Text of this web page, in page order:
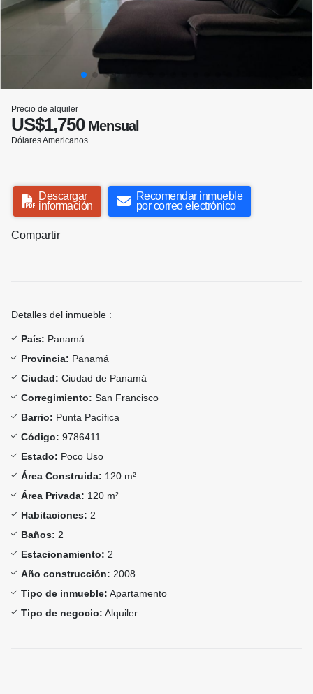
Precio de alquiler
US$1,750Mensual
Dólares Americanos
Descargar
información
Recomendar inmueble
por correo electrónico
Compartir
Detalles del inmueble :
País: Panamá
Provincia: Panamá
Ciudad: Ciudad de Panamá
Corregimiento: San Francisco
Barrio: Punta Pacífica
Código: 9786411
Estado: Poco Uso
Área Construida: 120 m²
Área Privada: 120 m²
Habitaciones: 2
Baños: 2
Estacionamiento: 2
Año construcción: 2008
Tipo de inmueble: Apartamento
Tipo de negocio: Alquiler